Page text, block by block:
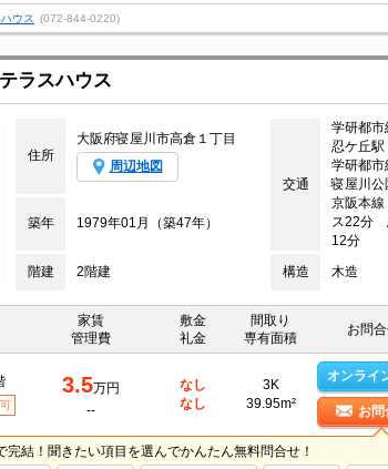
ウス (072-844-0220)
ラスハウス
住所
大阪府寝屋川市高倉１丁目
周辺地図
交通
学研都市
忍ケ丘駅
学研都市
寝屋川公
京阪本線
ス22分
12分
築年 1979年01月（築47年）
階建 2階建 構造 木造
家賃
管理費
敷金
礼金
間取り
専有面積
お問
3.5万円
--
なし
なし
3K
39.95m²
オンライ
お問
完結！聞きたい項目を選んでかんたん無料問合せ！